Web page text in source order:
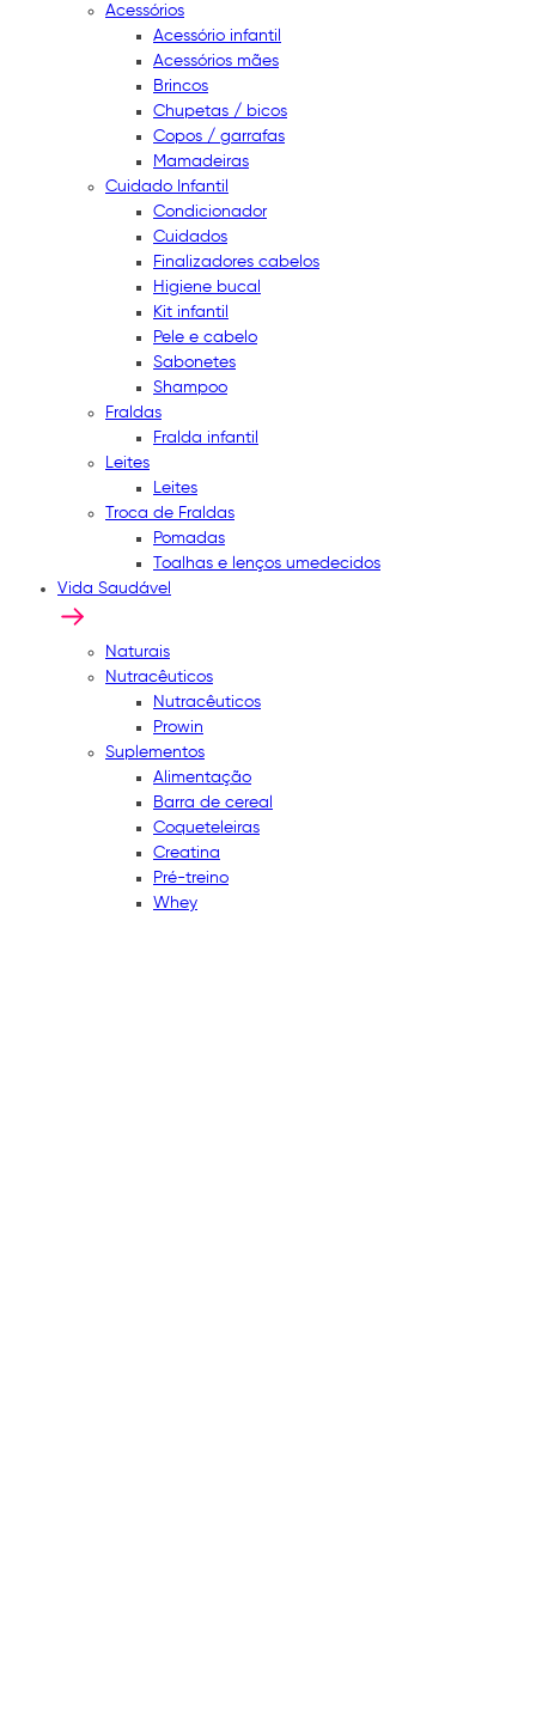
Acessórios
Acessório infantil
Acessórios mães
Brincos
Chupetas / bicos
Copos / garrafas
Mamadeiras
Cuidado Infantil
Condicionador
Cuidados
Finalizadores cabelos
Higiene bucal
Kit infantil
Pele e cabelo
Sabonetes
Shampoo
Fraldas
Fralda infantil
Leites
Leites
Troca de Fraldas
Pomadas
Toalhas e lenços umedecidos
Vida Saudável
Naturais
Nutracêuticos
Nutracêuticos
Prowin
Suplementos
Alimentação
Barra de cereal
Coqueteleiras
Creatina
Pré-treino
Whey